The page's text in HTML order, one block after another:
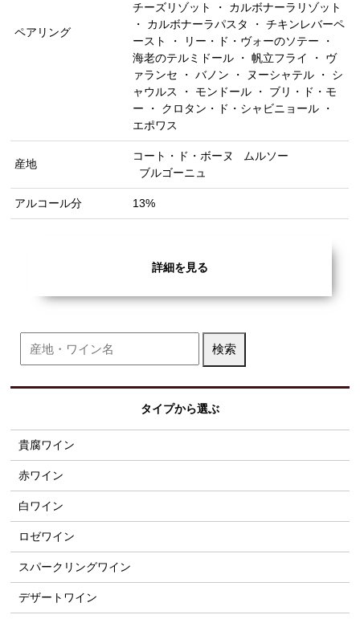
ペアリング
チーズリゾット ・ カルボナーラリゾット
・ カルボナーラパスタ ・ チキンレバーペ
ースト ・ リー・ド・ヴォーのソテー ・
海老のテルミドール ・ 帆立フライ ・ ヴ
ァランセ ・ バノン ・ ヌーシャテル ・ シ
ャウルス ・ モンドール ・ ブリ・ド・モ
ー ・ クロタン・ド・シャビニョール ・
エポワス
産地
コート・ド・ボーヌ
ムルソー
ブルゴーニュ
アルコール分 13%
詳細を見る
タイプから選ぶ
貴腐ワイン
赤ワイン
白ワイン
ロゼワイン
スパークリングワイン
デザートワイン